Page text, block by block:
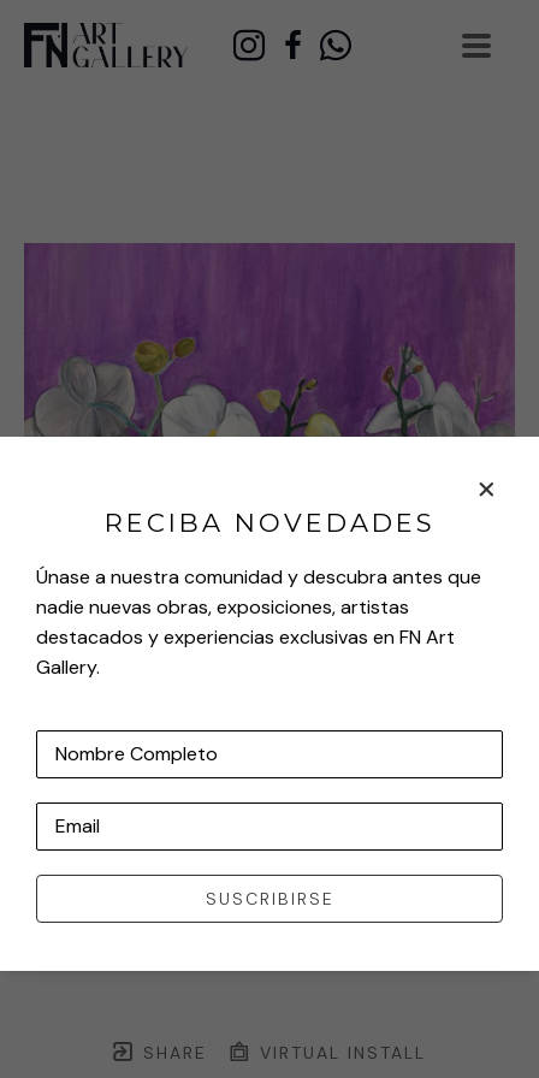
SHARE VIRTUAL INSTALL
RECIBA NOVEDADES
Únase a nuestra comunidad y descubra antes que
nadie nuevas obras, exposiciones, artistas
destacados y experiencias exclusivas en FN Art
Gallery.
Nombre Completo
Email
SUSCRIBIRSE